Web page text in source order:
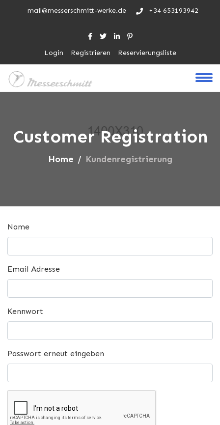
mail@messerschmitt-werke.de +34 653193942
Login Registrieren Reservierungsliste
Customer Registration
Home Kundenregistrierung
Name
Email Adresse
Kennwort
Passwort erneut eingeben